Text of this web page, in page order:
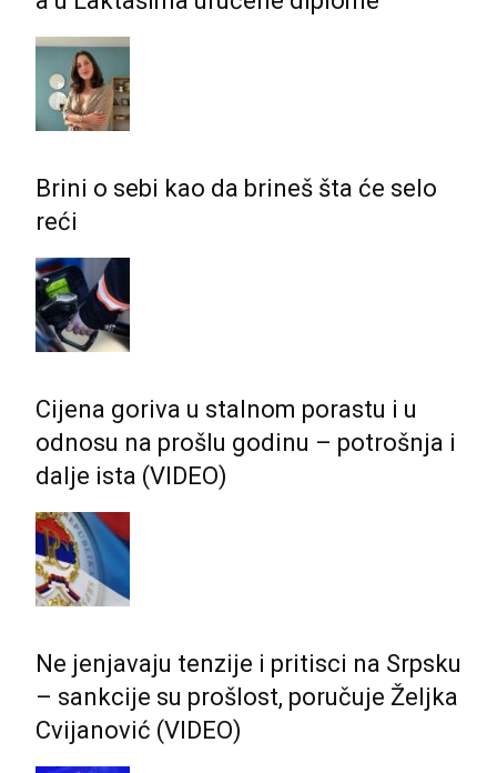
Brini o sebi kao da brineš šta će selo
reći
Cijena goriva u stalnom porastu i u
odnosu na prošlu godinu – potrošnja i
dalje ista (VIDEO)
Ne jenjavaju tenzije i pritisci na Srpsku
– sankcije su prošlost, poručuje Željka
Cvijanović (VIDEO)